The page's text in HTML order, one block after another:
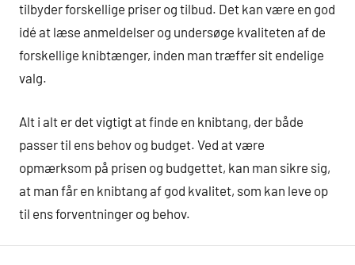
tilbyder forskellige priser og tilbud. Det kan være en god
idé at læse anmeldelser og undersøge kvaliteten af de
forskellige knibtænger, inden man træffer sit endelige
valg.
Alt i alt er det vigtigt at finde en knibtang, der både
passer til ens behov og budget. Ved at være
opmærksom på prisen og budgettet, kan man sikre sig,
at man får en knibtang af god kvalitet, som kan leve op
til ens forventninger og behov.